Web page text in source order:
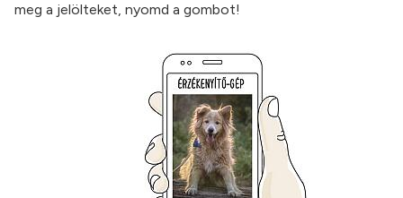
meg a jelölteket, nyomd a gombot!